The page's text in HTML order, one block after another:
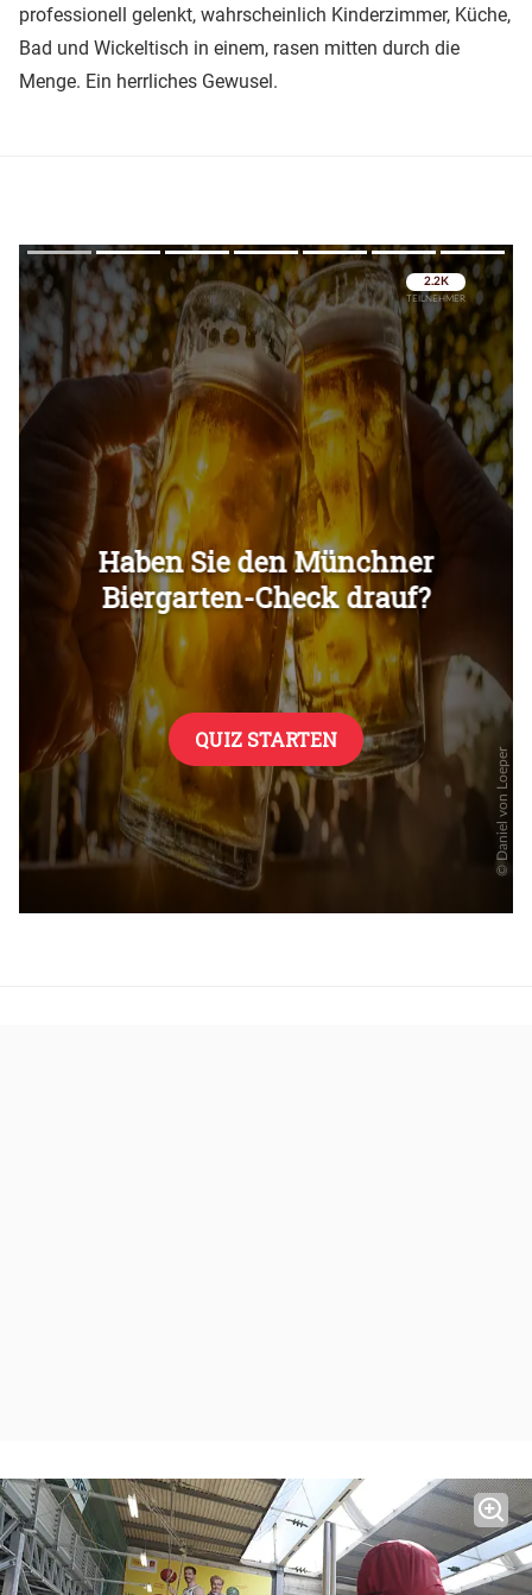
professionell gelenkt, wahrscheinlich Kinderzimmer, Küche,
Bad und Wickeltisch in einem, rasen mitten durch die
Menge. Ein herrliches Gewusel.
Überspringen
Überspringen